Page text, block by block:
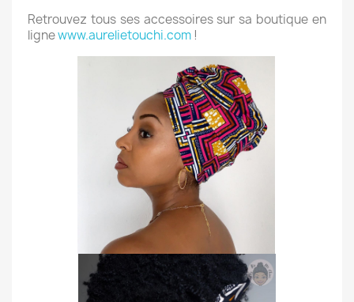
Retrouvez tous ses accessoires sur sa boutique en
lignewww.aurelietouchi.com !